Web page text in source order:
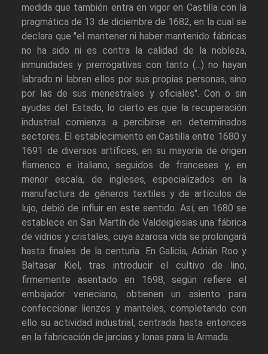
medida que también entra en vigor en Castilla con la
pragmática de 13 de diciembre de 1682, en la cual se
declara que "el mantener ni haber mantenido fábricas
no ha sido ni es contra la calidad de la nobleza,
inmunidades y prerrogativas con tanto (...) no hayan
labrado ni labren ellos por sus propias personas, sino
por las de sus menestrales y oficiales". Con o sin
ayudas del Estado, lo cierto es que la recuperación
industrial comienza a percibirse en determinados
sectores. El establecimiento en Castilla entre 1680 y
1691 de diversos artífices, en su mayoría de origen
flamenco e italiano, seguidos de franceses y, en
menor escala, de ingleses, especializados en la
manufactura de géneros textiles y de artículos de
lujo, debió de influir en este sentido. Así, en 1680 se
establece en San Martín de Valdeiglesias una fábrica
de vidrios y cristales, cuya azarosa vida se prolongará
hasta finales de la centuria. En Galicia, Adrián Roo y
Baltasar Kiel, tras introducir el cultivo de lino,
firmemente asentado en 1698, según refiere el
embajador veneciano, obtienen un asiento para
confeccionar lienzos y manteles, completando con
ello su actividad industrial, centrada hasta entonces
en la fabricación de jarcias y lonas para la Armada.